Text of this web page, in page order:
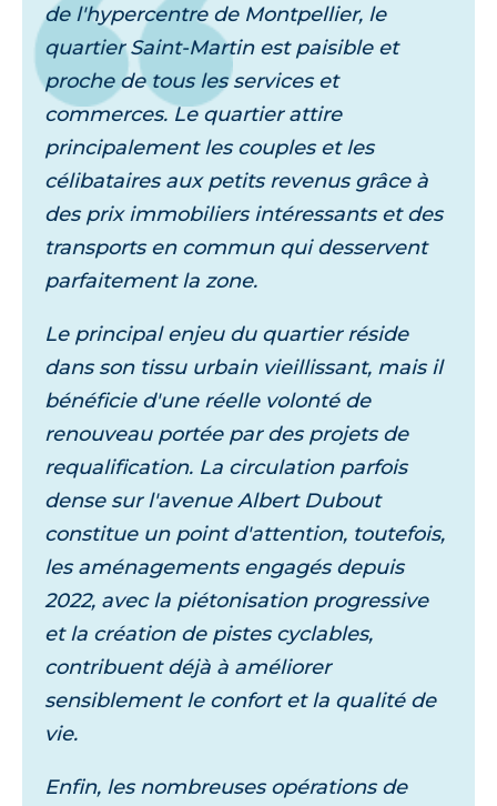
de l'hypercentre de Montpellier, le
quartier Saint-Martin est paisible et
proche de tous les services et
commerces. Le quartier attire
principalement les couples et les
célibataires aux petits revenus grâce à
des prix immobiliers intéressants et des
transports en commun qui desservent
parfaitement la zone.
Le principal enjeu du quartier réside
dans son tissu urbain vieillissant, mais il
bénéficie d'une réelle volonté de
renouveau portée par des projets de
requalification. La circulation parfois
dense sur l'avenue Albert Dubout
constitue un point d'attention, toutefois,
les aménagements engagés depuis
2022, avec la piétonisation progressive
et la création de pistes cyclables,
contribuent déjà à améliorer
sensiblement le confort et la qualité de
vie.
Enfin, les nombreuses opérations de